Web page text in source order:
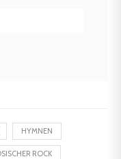
HYMNEN
ROCK